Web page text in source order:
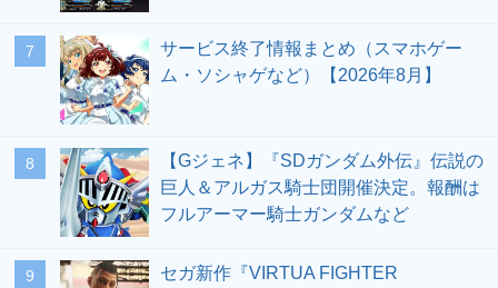
7
サービス終了情報まとめ（スマホゲー
ム・ソシャゲなど）【2026年8月】
8
【Gジェネ】『SDガンダム外伝』伝説の
巨人＆アルガス騎士団開催決定。報酬は
フルアーマー騎士ガンダムなど
9
セガ新作『VIRTUA FIGHTER